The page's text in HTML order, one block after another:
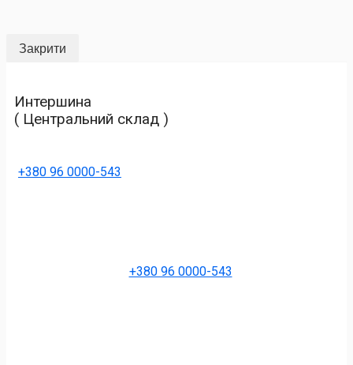
Закрити
Интершина
( Центральний склад )
+380 96 0000-543
+380 96 0000-543